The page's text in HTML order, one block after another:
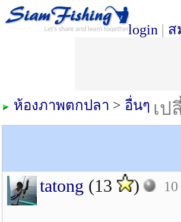
login | ส
เ
ห้องภาพตกปลา > อื่นๆ
tatong (13 )